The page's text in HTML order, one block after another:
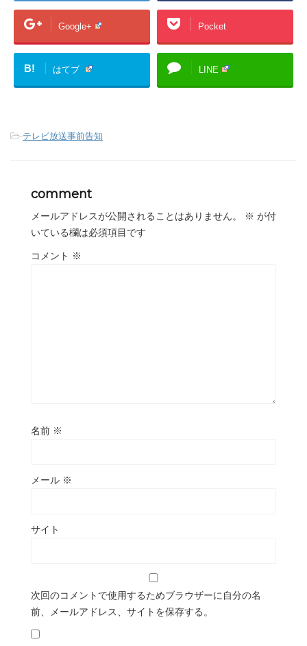
Google+ Pocket
B! はてブ LINE
-テレビ放送事前告知
comment
メールアドレスが公開されることはありません。 ※ が付
いている欄は必須項目です
コメント ※
名前 ※
メール ※
サイト
次回のコメントで使用するためブラウザーに自分の名
前、メールアドレス、サイトを保存する。